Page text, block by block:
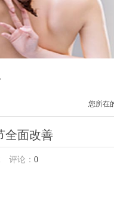
您所在
全面改善
评论： 0